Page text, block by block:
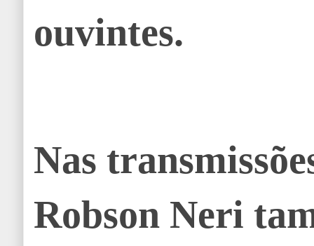
ouvintes.
Nas
Robson Neri